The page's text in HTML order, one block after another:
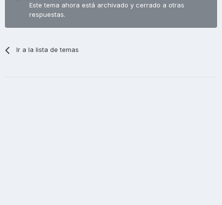
Este tema ahora está archivado y cerrado a otras
respuestas.
Ir a la lista de temas